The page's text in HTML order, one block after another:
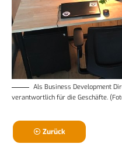
Als Business Development
verantwortlich für die Geschäfte.
Zurück